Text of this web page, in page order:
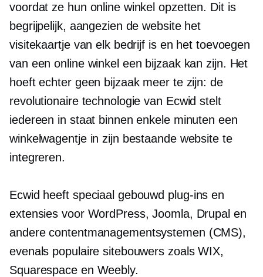
voordat ze hun online winkel opzetten. Dit is
begrijpelijk, aangezien de website het
visitekaartje van elk bedrijf is en het toevoegen
van een online winkel een bijzaak kan zijn. Het
hoeft echter geen bijzaak meer te zijn: de
revolutionaire technologie van Ecwid stelt
iedereen in staat binnen enkele minuten een
winkelwagentje in zijn bestaande website te
integreren.
Ecwid heeft speciaal gebouwd plug-ins en
extensies voor WordPress, Joomla, Drupal en
andere contentmanagementsystemen (CMS),
evenals populaire sitebouwers zoals WIX,
Squarespace en Weebly.